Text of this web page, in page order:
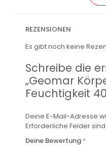
REZENSIONEN
Es gibt noch keine
Schreibe die
„Geomar
Feuchtigkeit
Deine E-Mail-Adresse
Erforderliche Felder
Deine Bewertung *